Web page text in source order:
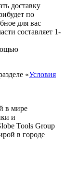
доставку
по
для вас
составляет 1-
«Условия
в мире
и
Tools Group
в городе